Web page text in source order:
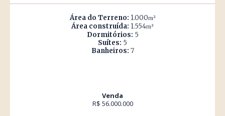
Área do Terreno: 1.000m²
Área construída: 1.554m²
Dormitórios: 5
Suítes: 5
Banheiros: 7
Venda
R$ 56.000.000